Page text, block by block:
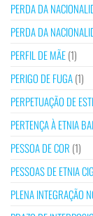
PERDA DA
PERDA DA
PERFIL DE MÃE(1)
PERIGO DE FUGA(1)
PERPETUAÇÃO DE
PERTENÇA À ETNIA
PESSOA DE COR (1)
PESSOAS DE ETNIA
PLENA INTEGRAÇÃO